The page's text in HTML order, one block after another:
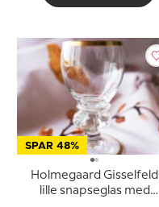
SPAR 48%
Holmegaard Gisselfeld
lille snapseglas med